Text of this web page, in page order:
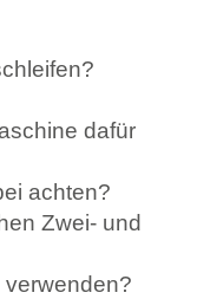
dafür
achten?
Zwei- und